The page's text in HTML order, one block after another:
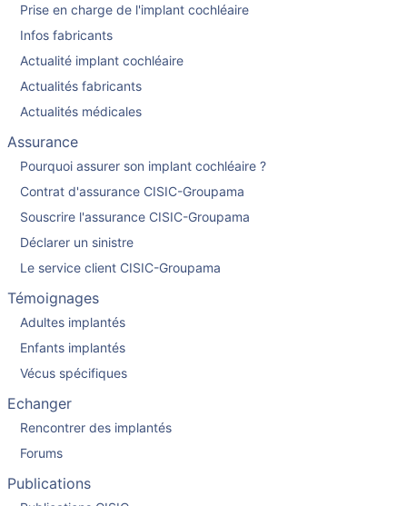
Prise en charge de l'implant cochléaire
Infos fabricants
Actualité implant cochléaire
Actualités fabricants
Actualités médicales
Assurance
Pourquoi assurer son implant cochléaire ?
Contrat d'assurance CISIC-Groupama
Souscrire l'assurance CISIC-Groupama
Déclarer un sinistre
Le service client CISIC-Groupama
Témoignages
Adultes implantés
Enfants implantés
Vécus spécifiques
Echanger
Rencontrer des implantés
Forums
Publications